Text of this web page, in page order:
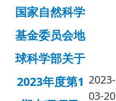
国家自然科学
基金委员会地
球科学部关于
2023年度第1 2023-
03-20